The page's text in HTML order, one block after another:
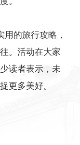
的旅行攻略，
。活动在大家
读者表示，未
更多美好。